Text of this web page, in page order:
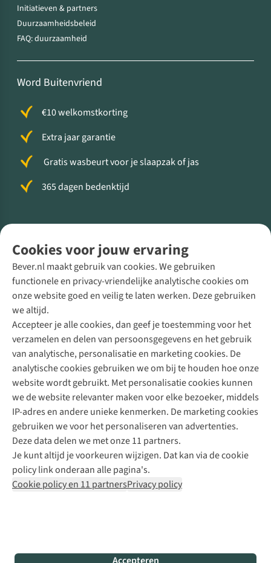
Cookies voor jouw ervaring
Bever.nl maakt gebruik van cookies. We gebruiken
functionele en privacy-vriendelijke analytische cookies om
onze website goed en veilig te laten werken. Deze gebruiken
we altijd.
Accepteer je alle cookies, dan geef je toestemming voor het
verzamelen en delen van persoonsgegevens en het gebruik
van analytische, personalisatie en marketing cookies. De
analytische cookies gebruiken we om bij te houden hoe onze
website wordt gebruikt. Met personalisatie cookies kunnen
we de website relevanter maken voor elke bezoeker, middels
IP-adres en andere unieke kenmerken. De marketing cookies
gebruiken we voor het personaliseren van advertenties.
Deze data delen we met onze 11 partners.
Je kunt altijd je voorkeuren wijzigen. Dat kan via de cookie
policy link onderaan alle pagina's.
Cookie policy en 11 partnersPrivacy policy
Initiatieven & partners
Duurzaamheidsbeleid
FAQ: duurzaamheid
Word Buitenvriend
€10 welkomstkorting
Extra jaar garantie
Gratis wasbeurt voor je slaapzak of jas
365 dagen bedenktijd
Direct advies van een Buitenexpert
+31 (0)85 888 50 88
+31 6 12 28 49 80
Contactformulier